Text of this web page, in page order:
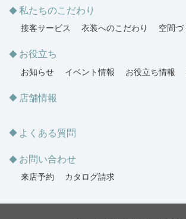
私たちのこだわり
接客サービス 衣装へのこだわり 空間づ
お役立ち
お知らせ イベント情報 お役立ち情報
店舗情報
よくある質問
お問い合わせ
来店予約 カタログ請求